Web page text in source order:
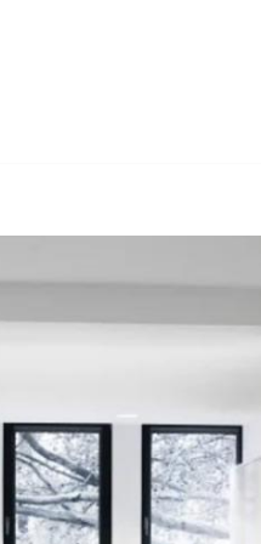
↗️Dr. Berner & Partner
Crimmitschau sind